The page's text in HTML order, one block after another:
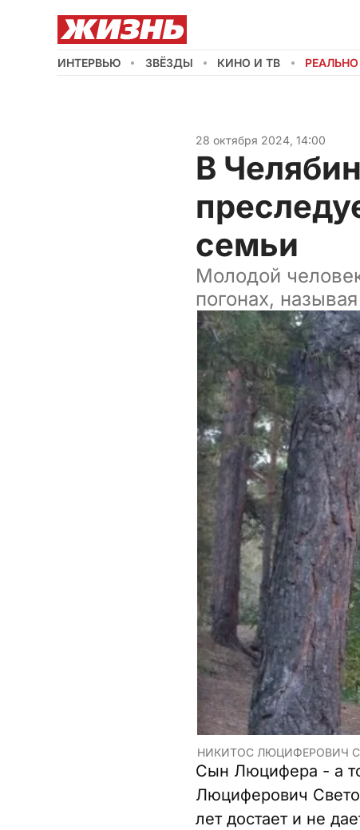
ИНТЕРВЬЮ ЗВЁЗДЫ КИНО И ТВ
28 октября 2024, 14:00
В
семьи
Молодой
погонах,
НИКИТОС ЛЮЦИФЕРОВИЧ
Сын Люцифера - а
Люциферович
лет достает и не